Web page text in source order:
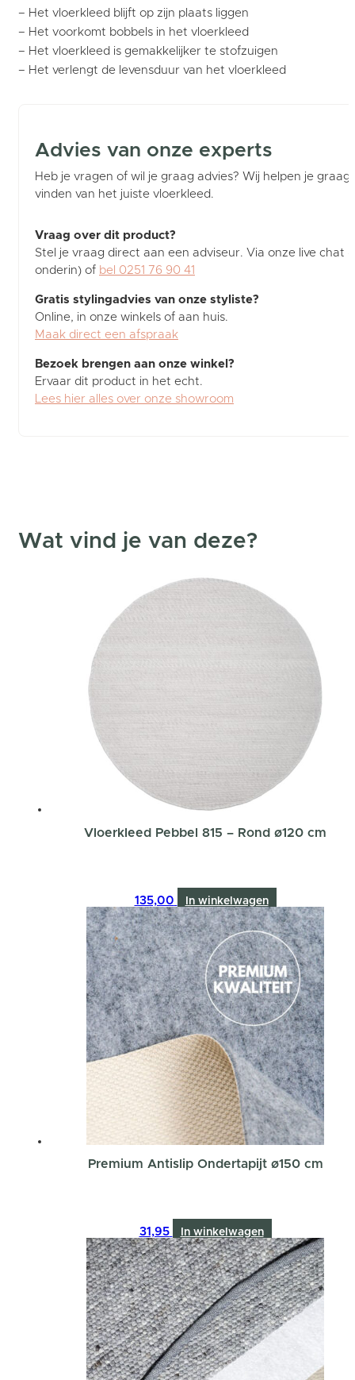
– Het vloerkleed blijft op zijn plaats liggen
– Het voorkomt bobbels in het vloerkleed
– Het vloerkleed is gemakkelijker te stofzuigen
– Het verlengt de levensduur van het vloerkleed
Advies van onze experts
Heb je vragen of wil je graag advies? Wij helpen je graag
vinden van het juiste vloerkleed.
Vraag over dit product?
Stel je vraag direct aan een adviseur. Via onze live chat
onderin) of bel 0251 76 90 41
Gratis stylingadvies van onze styliste?
Online, in onze winkels of aan huis.
Maak direct een afspraak
Bezoek brengen aan onze winkel?
Ervaar dit product in het echt.
Lees hier alles over onze showroom
Wat vind je van deze?
Vloerkleed Pebbel 815 – Rond ø120 cm
135,00 In winkelwagen
Premium Antislip Ondertapijt ø150 cm
31,95 In winkelwagen